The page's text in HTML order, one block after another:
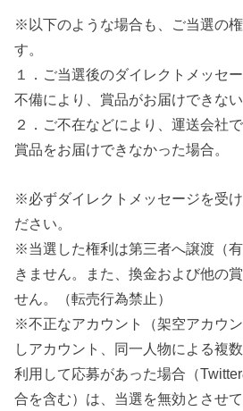
※以下のような場合も、ご当選の
す。
１．ご当選後のダイレクトメッセ
不備により、賞品がお届けできない
２．ご不在などにより、運送会社
賞品をお届けできなかった場合。
※必ずダイレクトメッセージを受
ださい。
※当選した権利は第三者へ譲渡（
きません。また、換金および他の
せん。（転売行為禁止）
※不正なアカウント（架空アカウ
しアカウント、同一人物による複
利用して応募があった場合（
合を含む）は、当選を無効とさせ